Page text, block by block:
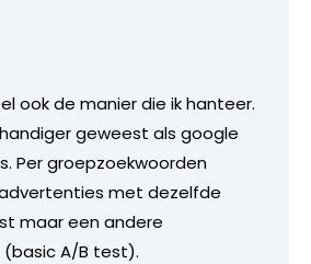
ook de manier die ik hanteer.
geweest als google
Per groepzoekwoorden
met dezelfde
maar een andere
A/B test).